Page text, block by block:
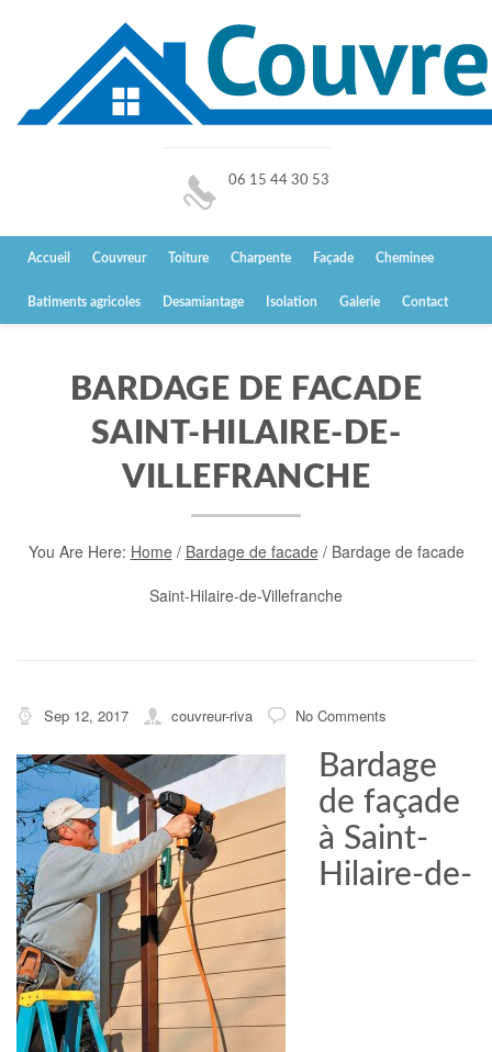
06 15 44 30 53
Accueil Couvreur Toiture Charpente Façade Cheminee
Batiments agricoles Desamiantage Isolation Galerie Contact
BARDAGE DE FACADE
SAINT-HILAIRE-DE-
VILLEFRANCHE
You Are Here: Home/ Bardage de facade/ Bardage de facade
Saint-Hilaire-de-Villefranche
Sep 12, 2017 couvreur-riva No Comments
Bardage
de façade
à Saint-
Hilaire-de-